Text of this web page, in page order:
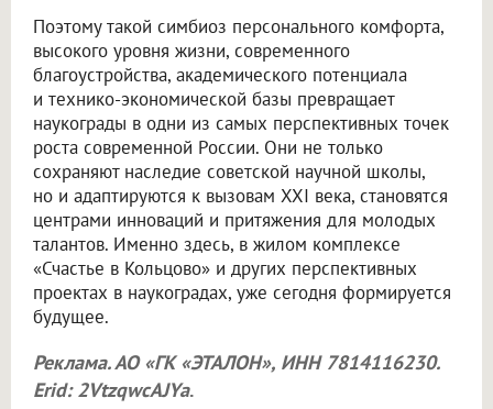
Поэтому такой симбиоз персонального комфорта,
высокого уровня жизни, современного
благоустройства, академического потенциала
и технико-экономической базы превращает
наукограды в одни из самых перспективных точек
роста современной России. Они не только
сохраняют наследие советской научной школы,
но и адаптируются к вызовам XXI века, становятся
центрами инноваций и притяжения для молодых
талантов. Именно здесь, в жилом комплексе
«Счастье в Кольцово» и других перспективных
проектах в наукоградах, уже сегодня формируется
будущее.
Реклама. АО «ГК «ЭТАЛОН», ИНН 7814116230.
Erid: 2VtzqwcAJYa.